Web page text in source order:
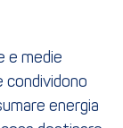
e medie
condividono
energia